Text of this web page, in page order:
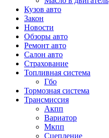
Кузов авто
Закон
Новости
Обзоры авто
Ремонт авто
Салон авто
Страхование
Топливная система
Гбо
Тормозная система
Трансмиссия
Акпп
Вариатор
Мкпп
Сцепление